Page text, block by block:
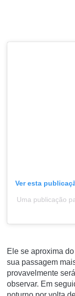
Ver esta
Uma publicação
Ele se aproxima
sua passagem
provavelmente
observar. Em